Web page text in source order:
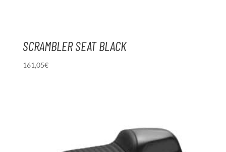
SCRAMBLER SEAT BLACK
161,05€